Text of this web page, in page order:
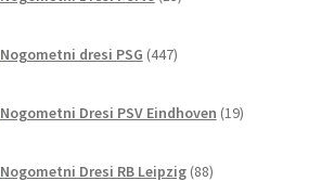
izdelkov
Nogometni dresi PSG 447izdelkov
Nogometni Dresi PSV Eindhoven 19izdelkov
Nogometni Dresi RB Leipzig 88izdelkov